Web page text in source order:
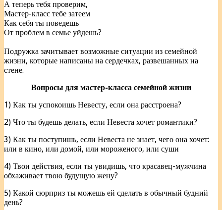
А теперь тебя проверим,
Мастер-класс тебе затеем
Как себя ты поведешь
От проблем в семье уйдешь?
Подружка зачитывает возможные ситуации из семейной
жизни, которые написаны на сердечках, развешанных на
стене.
Вопросы для мастер-класса семейной жизни
1) Как ты успокоишь Невесту, если она расстроена?
2) Что ты будешь делать, если Невеста хочет романтики?
3) Как ты поступишь, если Невеста не знает, чего она хочет:
или в кино, или домой, или мороженого, или суши
4) Твои действия, если ты увидишь, что красавец-мужчина
обхаживает твою будущую жену?
5) Какой сюрприз ты можешь ей сделать в обычный будний
день?